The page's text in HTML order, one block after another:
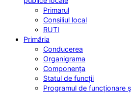
Primarul
Consiliul local
RUTI
Primăria
Conducerea
Organigrama
Componența
Statul de funcții
Programul de funcționare